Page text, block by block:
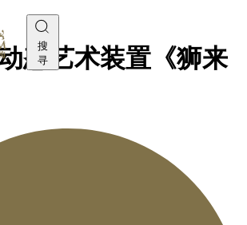
搜
寻
态艺术装置《狮来